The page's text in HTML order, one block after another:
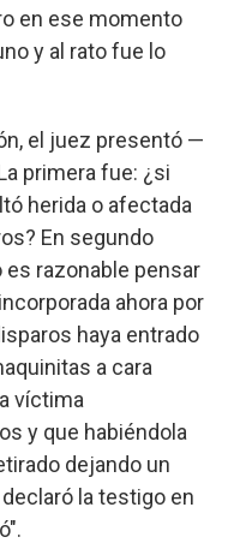
en ese momento
y al rato fue lo
el juez presentó —
primera fue: ¿si
herida o afectada
En segundo
es razonable pensar
ahora por
haya entrado
a cara
víctima
y que habiéndola
dejando un
la testigo en